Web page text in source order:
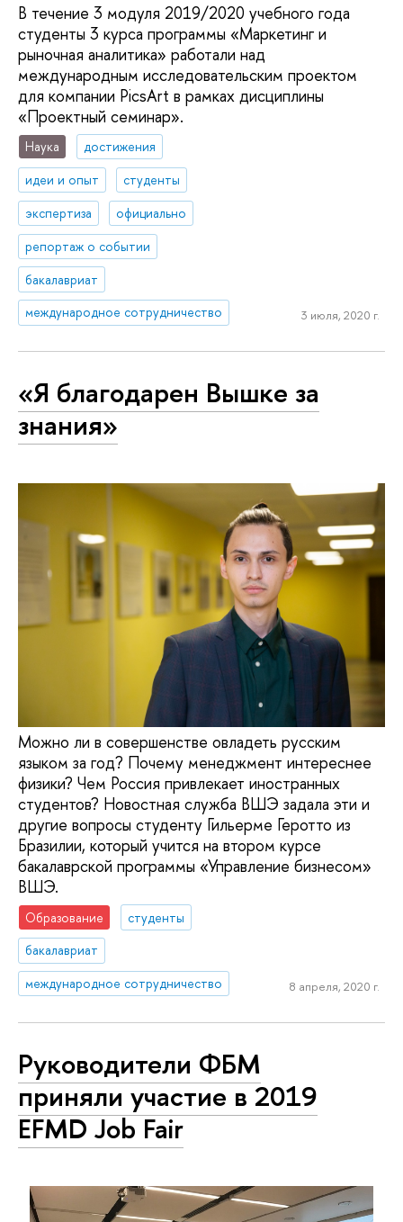
В течение 3 модуля 2019/2020 учебного года
студенты 3 курса программы «Маркетинг и
рыночная аналитика» работали над
международным исследовательским проектом
для компании PicsArt в рамках дисциплины
«Проектный семинар».
Наука
достижения
идеи и опыт
студенты
экспертиза
официально
репортаж о событии
бакалавриат
международное сотрудничество
3 июля, 2020 г.
«Я благодарен Вышке за
знания»
Можно ли в совершенстве овладеть русским
языком за год? Почему менеджмент интереснее
физики? Чем Россия привлекает иностранных
студентов? Новостная служба ВШЭ задала эти и
другие вопросы студенту Гильерме Геротто из
Бразилии, который учится на втором курсе
бакалаврской программы «Управление бизнесом»
ВШЭ.
Образование
студенты
бакалавриат
международное сотрудничество
8 апреля, 2020 г.
Руководители ФБМ
приняли участие в 2019
EFMD Job Fair